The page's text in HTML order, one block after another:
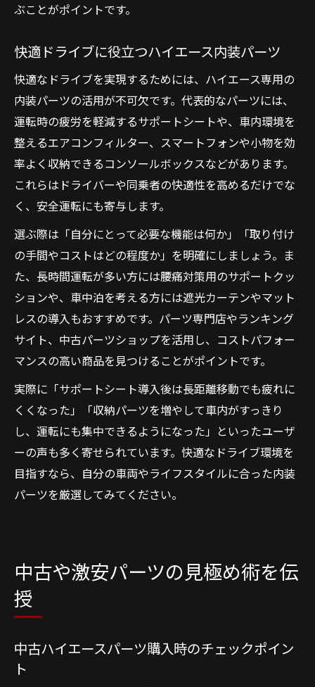
ぶことがポイントです。
快適ドライブに役立つハイエース内装パーツ
快適なドライブを実現するためには、ハイエース専用の
内装パーツの活用が不可欠です。代表的なパーツには、
運転時の疲労を軽減するサポートシートや、車内環境を
整えるエアコンフィルター、スマートフォンや小物を効
率よく収納できるコンソールボックスなどがあります。
これらはドライバーや同乗者の快適性を高めるだけでな
く、安全運転にも寄与します。
選ぶ際は「自分にとって必要な機能は何か」「取り付け
の手間やコストはどの程度か」を明確にしましょう。ま
た、長時間運転が多い方には腰痛対策用のサポートクッ
ションや、車中泊を考える方には遮光カーテンやマット
レスの導入もおすすめです。パーツ専門店やランキング
サイト、中古パーツショップを活用し、コストパフォー
マンスの高い商品を見つけることがポイントです。
実際に「サポートシート導入後は長距離移動でも疲れに
くくなった」「収納パーツを増やして車内がすっきり
し、運転にも集中できるようになった」といったユーザ
ーの声も多く寄せられています。快適なドライブ環境を
目指すなら、自分の車両やライフスタイルに合った内装
パーツを厳選してみてください。
中古や激安パーツの見極め術を伝
授
中古ハイエースパーツ購入時のチェックポイン
ト